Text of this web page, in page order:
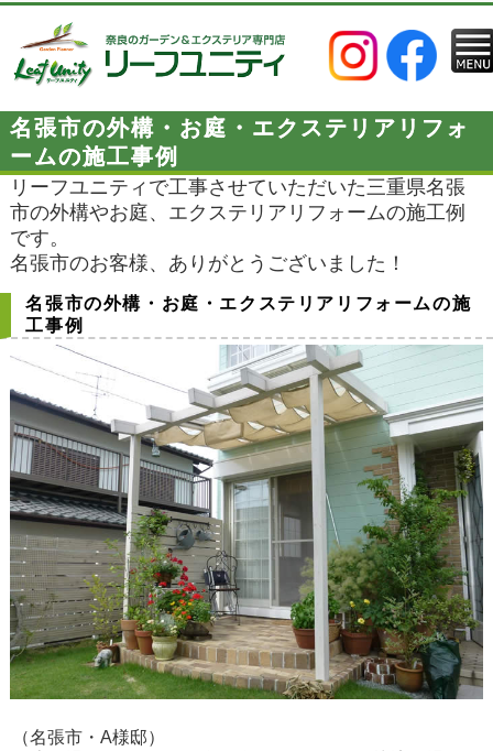
名張市の外構・お庭・エクステリアリフォ
ームの施工事例
リーフユニティで工事させていただいた三重県名張
市の外構やお庭、エクステリアリフォームの施工例
です。
名張市のお客様、ありがとうございました！
名張市の外構・お庭・エクステリアリフォームの施
工事例
（名張市・A様邸）